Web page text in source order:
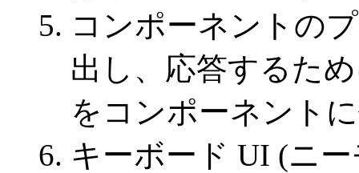
コンポーネントの
出し、応答するた
をコンポーネント
キーボード UI (ニ